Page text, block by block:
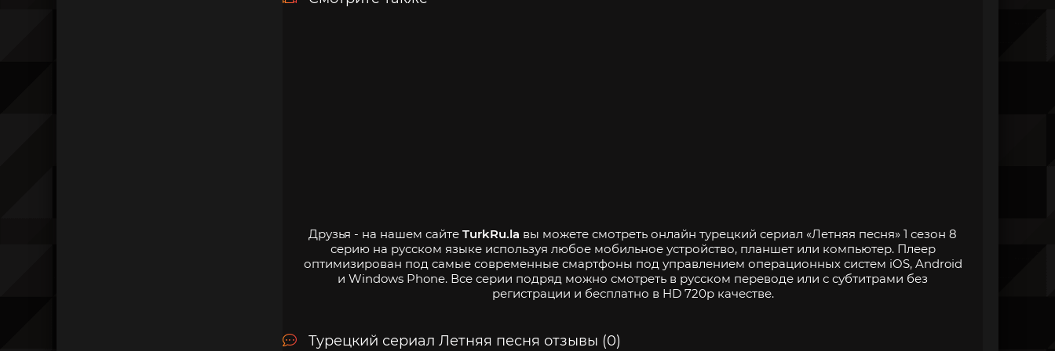
Друзья - на нашем сайте TurkRu.la вы можете смотреть онлайн турецкий сериал «Летняя песня» 1 сезон 8
серию на русском языке используя любое мобильное устройство, планшет или компьютер. Плеер
оптимизирован под самые современные смартфоны под управлением операционных систем iOS, Android
и Windows Phone. Все серии подряд можно смотреть в русском переводе или с субтитрами без
регистрации и бесплатно в HD 720p качестве.
Турецкий сериал Летняя песня отзывы (0)